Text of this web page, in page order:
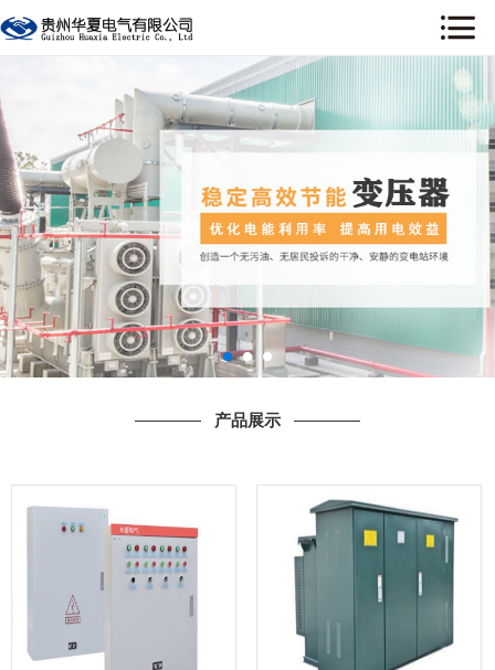
产品展示
关于我们
新闻资讯
产品展示
工程案例
荣誉资质
联系我们